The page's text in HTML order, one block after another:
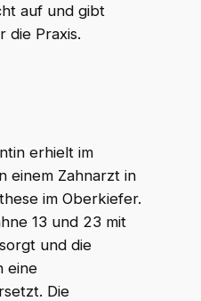
auf und gibt
die Praxis.
erhielt im
einem Zahnarzt in
im Oberkiefer.
13 und 23 mit
und die
eine
Die